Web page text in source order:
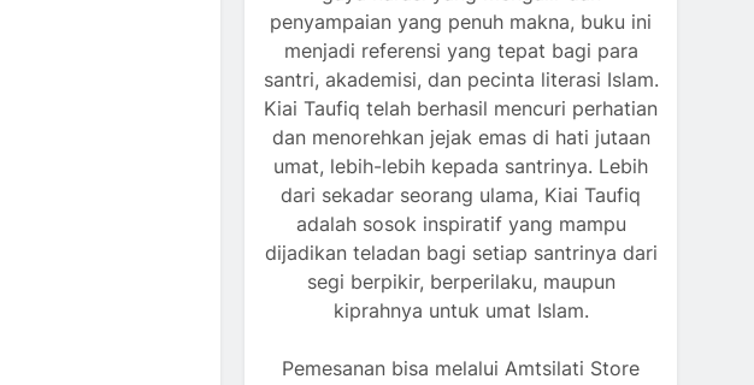
penyampaian yang penuh makna, buku ini
menjadi referensi yang tepat bagi para
santri, akademisi, dan pecinta literasi Islam.
Kiai Taufiq telah berhasil mencuri perhatian
dan menorehkan jejak emas di hati jutaan
umat, lebih-lebih kepada santrinya. Lebih
dari sekadar seorang ulama, Kiai Taufiq
adalah sosok inspiratif yang mampu
dijadikan teladan bagi setiap santrinya dari
segi berpikir, berperilaku, maupun
kiprahnya untuk umat Islam.
Pemesanan bisa melalui Amtsilati Store